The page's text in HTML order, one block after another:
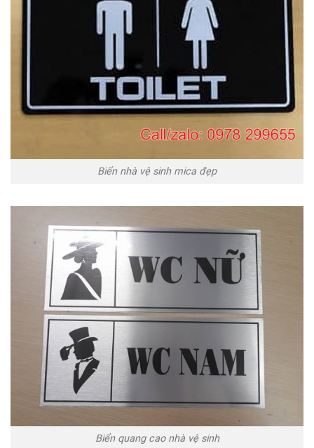
Biển nhà vệ sinh mica đẹp
Biển quang cao nhà vệ sinh